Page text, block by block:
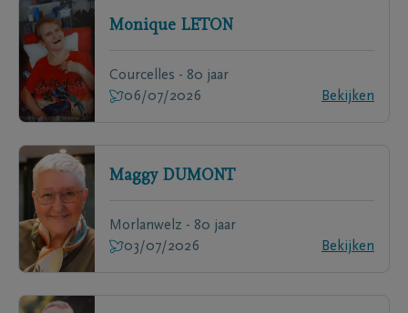
Monique LETON
Courcelles - 80 jaar
06/07/2026
Bekijken
Maggy DUMONT
Morlanwelz - 80 jaar
03/07/2026
Bekijken